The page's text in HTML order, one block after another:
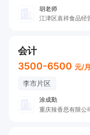
胡老师
江津区袁祥食品经
会计
3500-6500 元/月
李市片区
涂成勤
重庆辣香思有限公